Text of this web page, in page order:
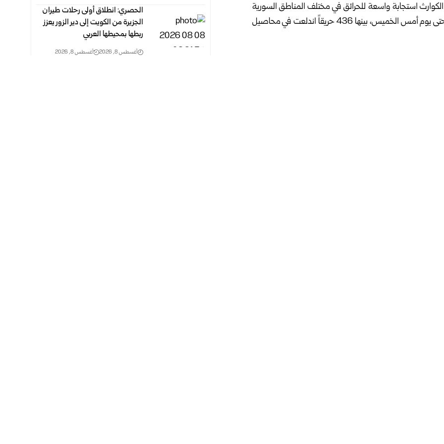
استجابة واسعة ‏للحرائق في مختلف المناطق السورية
منذ بداية شهر حزيران الجاري، حيث تعاملت مع ‌‏1981 حريقاً حتى يوم أمس الخميس، بينها 436 حريقاً اندلعت في محاصيل
الحصري: انطلاق أولى رحلات طيران
الجزيرة من الكويت إلى دير الزور يعزز
ربطها بمحيطها العربي
أغسطس 8, 2026 أغسطس 8, 2026